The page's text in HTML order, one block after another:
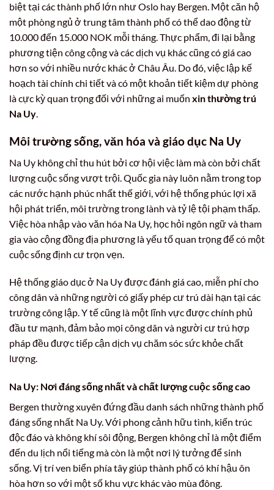
biệt tại các thành phố lớn như Oslo hay Bergen. Một căn hộ
một phòng ngủ ở trung tâm thành phố có thể dao động từ
10.000 đến 15.000 NOK mỗi tháng. Thực phẩm, đi lại bằng
phương tiện công cộng và các dịch vụ khác cũng có giá cao
hơn so với nhiều nước khác ở Châu Âu. Do đó, việc lập kế
hoạch tài chính chi tiết và có một khoản tiết kiệm dự phòng
là cực kỳ quan trọng đối với những ai muốn xin thường trú
Na Uy.
Môi trường sống, văn hóa và giáo dục Na Uy
Na Uy không chỉ thu hút bởi cơ hội việc làm mà còn bởi chất
lượng cuộc sống vượt trội. Quốc gia này luôn nằm trong top
các nước hạnh phúc nhất thế giới, với hệ thống phúc lợi xã
hội phát triển, môi trường trong lành và tỷ lệ tội phạm thấp.
Việc hòa nhập vào văn hóa Na Uy, học hỏi ngôn ngữ và tham
gia vào cộng đồng địa phương là yếu tố quan trọng để có một
cuộc sống định cư trọn vẹn.
Hệ thống giáo dục ở Na Uy được đánh giá cao, miễn phí cho
công dân và những người có giấy phép cư trú dài hạn tại các
trường công lập. Y tế cũng là một lĩnh vực được chính phủ
đầu tư mạnh, đảm bảo mọi công dân và người cư trú hợp
pháp đều được tiếp cận dịch vụ chăm sóc sức khỏe chất
lượng.
Na Uy: Nơi đáng sống nhất và chất lượng cuộc sống cao
Bergen thường xuyên đứng đầu danh sách những thành phố
đáng sống nhất Na Uy. Với phong cảnh hữu tình, kiến trúc
độc đáo và không khí sôi động, Bergen không chỉ là một điểm
đến du lịch nổi tiếng mà còn là một nơi lý tưởng để sinh
sống. Vị trí ven biển phía tây giúp thành phố có khí hậu ôn
hòa hơn so với một số khu vực khác vào mùa đông.